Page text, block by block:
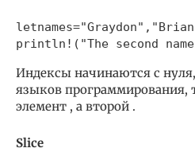
Индексы начинаются с
языков программирования,
элемент , а второй .
Slice